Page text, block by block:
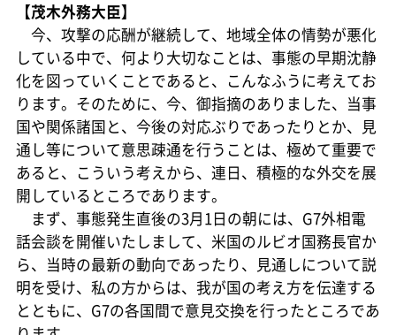
【茂木外務大臣】
今、攻撃の応酬が継続して、地域全体の情勢が悪化
している中で、何より大切なことは、事態の早期沈静
化を図っていくことであると、こんなふうに考えてお
ります。そのために、今、御指摘のありました、当事
国や関係諸国と、今後の対応ぶりであったりとか、見
通し等について意思疎通を行うことは、極めて重要で
あると、こういう考えから、連日、積極的な外交を展
開しているところであります。
まず、事態発生直後の3月1日の朝には、G7外相電
話会談を開催いたしまして、米国のルビオ国務長官か
ら、当時の最新の動向であったり、見通しについて説
明を受け、私の方からは、我が国の考え方を伝達する
とともに、G7の各国間で意見交換を行ったところであ